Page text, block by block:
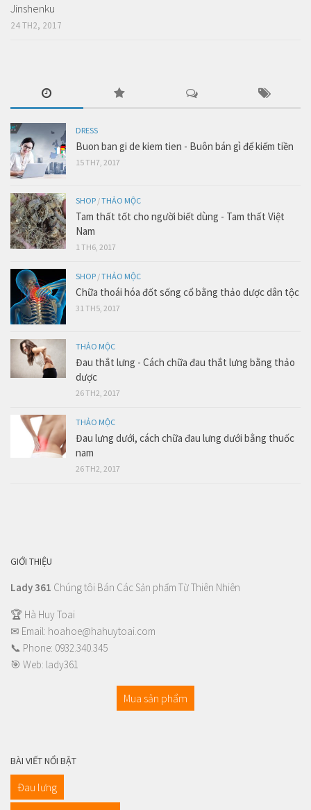
Jinshenku
24 TH2, 2017
DRESS
Buon ban gi de kiem tien - Buôn bán gì để kiếm tiền
15 TH7, 2017
SHOP /THẢO MỘC
Tam thất tốt cho người biết dùng - Tam thất Việt
Nam
1 TH6, 2017
SHOP /THẢO MỘC
Chữa thoái hóa đốt sống cổ bằng thảo dược dân tộc
31 TH5, 2017
THẢO MỘC
Đau thắt lưng - Cách chữa đau thắt lưng bằng thảo
dược
26 TH2, 2017
THẢO MỘC
Đau lưng dưới, cách chữa đau lưng dưới bằng thuốc
nam
26 TH2, 2017
GIỚI THIỆU
Lady 361 Chúng tôi Bán Các Sản phẩm Từ Thiên Nhiên
🏆 Hà Huy Toai
✉ Email: hoahoe@hahuytoai.com
📞 Phone: 0932.340.345
🎯 Web: lady361
Mua sản phẩm
BÀI VIẾT NỔI BẬT
Đau lưng